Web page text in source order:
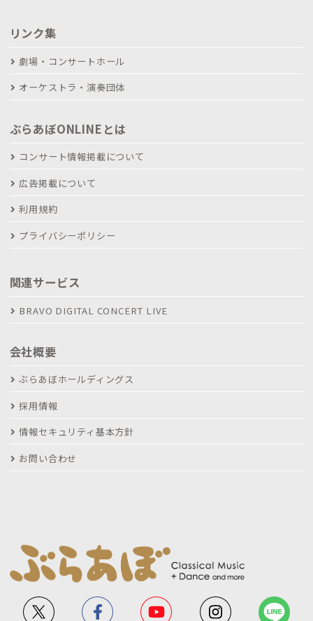
リンク集
劇場・コンサートホール
オーケストラ・演奏団体
ぶらあぼONLINEとは
コンサート情報掲載について
広告掲載について
利用規約
プライバシーポリシー
関連サービス
BRAVO DIGITAL CONCERT LIVE
会社概要
ぶらあぼホールディングス
採用情報
情報セキュリティ基本方針
お問い合わせ